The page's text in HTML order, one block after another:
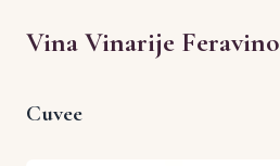
Vina Vinarije Feravino
Cuvee